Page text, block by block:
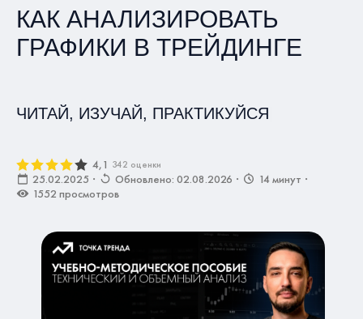
КАК АНАЛИЗИРОВАТЬ
ГРАФИКИ В ТРЕЙДИНГЕ
ЧИТАЙ, ИЗУЧАЙ, ПРАКТИКУЙСЯ
4,1 342 оценки
25.02.2025 · Обновлено: 02.08.2026 · 14 минут ·
1552 просмотров